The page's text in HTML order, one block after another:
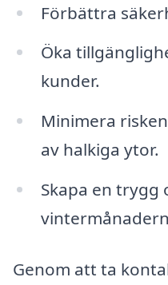
Förbättra
Öka
kunder.
Minimera
av halkiga ytor.
Skapa en trygg
Genom att ta